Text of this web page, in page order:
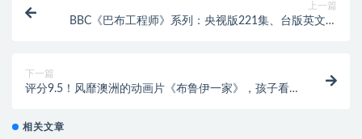
上一篇
BBC《巴布工程师》系列：央视版221集、台版英文版
下一篇
评分9.5！风靡澳洲的动画片《布鲁伊一家》，孩子看
相关文章